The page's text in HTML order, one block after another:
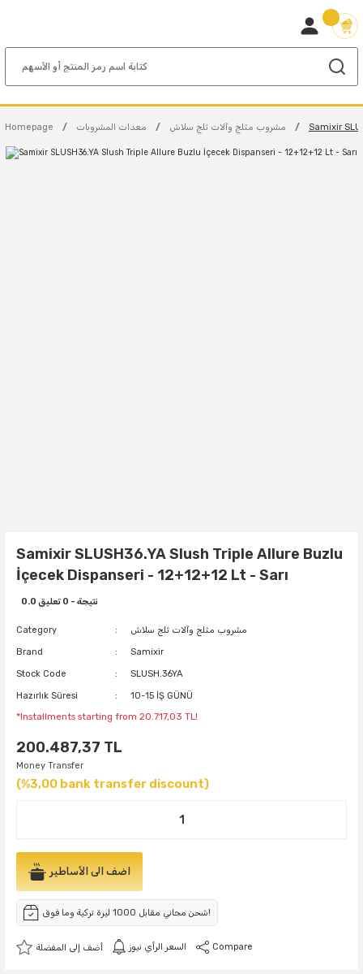
Homepage معدات المشروبات مشروب مثلج وآلات ثلج سلاش Samixir
Samixir SLUSH36.YA Slush Triple Allure Buzlu
İçecek Dispanseri - 12+12+12 Lt - Sarı
0.0 نتيجة - 0 تعليق
Category مشروب مثلج وآلات ثلج سلاش
Brand Samixir
Stock Code SLUSH.36YA
Hazırlık Süresi 10-15 İŞ GÜNÜ
*Installments starting from 20.717,03 TL!
200.487,37 TL
Money Transfer
(%3,00 bank transfer discount)
اضف الى الأساطير
شحن مجاني مقابل 1000 ليرة تركية وما فوق!
السعر الرأي نيوز Compare